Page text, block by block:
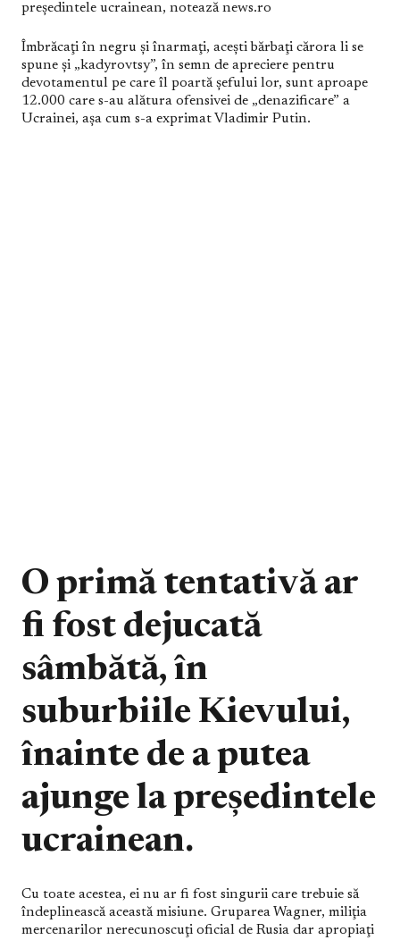
preşedintele ucrainean, notează news.ro
Îmbrăcaţi în negru şi înarmaţi, aceşti bărbaţi cărora li se
spune şi „kadyrovtsy”, în semn de apreciere pentru
devotamentul pe care îl poartă şefului lor, sunt aproape
12.000 care s-au alătura ofensivei de „denazificare” a
Ucrainei, aşa cum s-a exprimat Vladimir Putin.
O primă tentativă ar
fi fost dejucată
sâmbătă, în
suburbiile Kievului,
înainte de a putea
ajunge la preşedintele
ucrainean.
Cu toate acestea, ei nu ar fi fost singurii care trebuie să
îndeplinească această misiune. Gruparea Wagner, miliţia
mercenarilor nerecunoscuţi oficial de Rusia dar apropiaţi